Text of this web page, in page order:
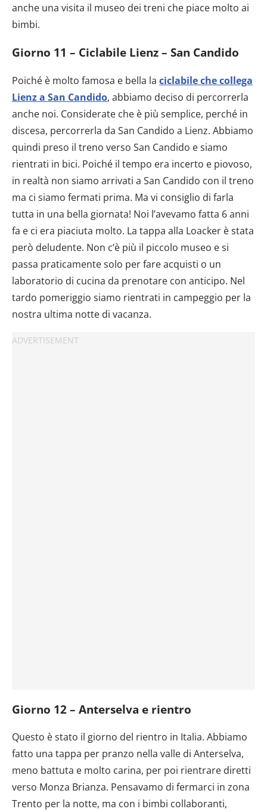
anche una visita il museo dei treni che piace molto ai
bimbi.
Giorno 11 – Ciclabile Lienz – San Candido
Poiché è molto famosa e bella la ciclabile che collega
Lienz a San Candido, abbiamo deciso di percorrerla
anche noi. Considerate che è più semplice, perché in
discesa, percorrerla da San Candido a Lienz. Abbiamo
quindi preso il treno verso San Candido e siamo
rientrati in bici. Poiché il tempo era incerto e piovoso,
in realtà non siamo arrivati a San Candido con il treno
ma ci siamo fermati prima. Ma vi consiglio di farla
tutta in una bella giornata! Noi l’avevamo fatta 6 anni
fa e ci era piaciuta molto. La tappa alla Loacker è stata
però deludente. Non c’è più il piccolo museo e si
passa praticamente solo per fare acquisti o un
laboratorio di cucina da prenotare con anticipo. Nel
tardo pomeriggio siamo rientrati in campeggio per la
nostra ultima notte di vacanza.
Giorno 12 – Anterselva e rientro
Questo è stato il giorno del rientro in Italia. Abbiamo
fatto una tappa per pranzo nella valle di Anterselva,
meno battuta e molto carina, per poi rientrare diretti
verso Monza Brianza. Pensavamo di fermarci in zona
Trento per la notte, ma con i bimbi collaboranti,